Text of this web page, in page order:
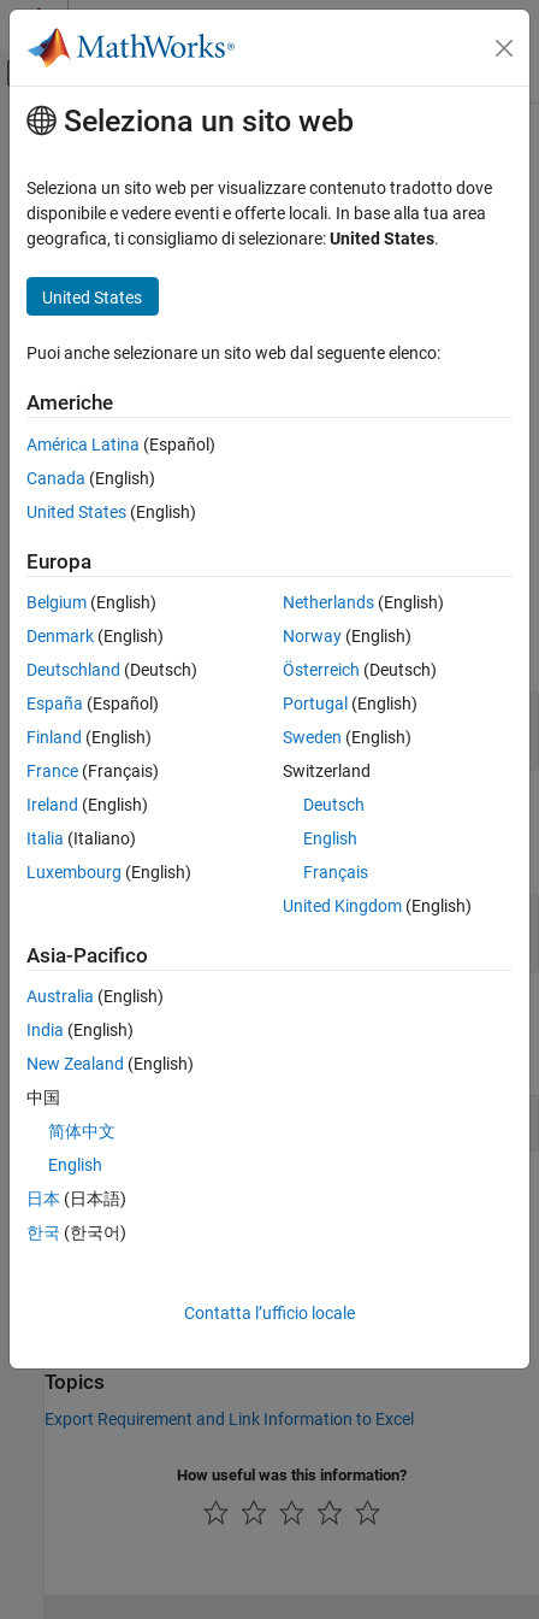
Vai al contenuto
Attiva/disattiva menu di navigazione
Pagina iniziale della documentazione
Requirements Toolbox
Link Requirements
Create Requirement Links
getDestinationLabel
ON THIS PAGE
Syntax
Description
Input Arguments
Output Arguments
Version History
See Also
Contenuto principale
getDestinationLabel
Class:slreq.Link
Namespace:slreq
Get label that identifies link destination
Since R2023a
Syntax
label = getDestinationLabel(myLink)
Description
label = getDestinationLabel(
identifies the destination of the link,
example
Input Arguments
myLink—
slreq.Link
Output Arguments
expand all
— Label that identifies destination of link
Examples
expand all
Version History
Introduced in R2023a
Topics
Export Requirement and Link Information to Excel
How useful was this information?
Seleziona un sito web
Seleziona un sito web per visualizzare contenuto tradotto dove
disponibile e vedere eventi e offerte locali. In base alla tua area
geografica, ti consigliamo di selezionare:United States.
United States
Puoi anche selezionare un sito web dal seguente elenco:
Americhe
América Latina (Español)
Canada (English)
United States (English)
Europa
Belgium (English)
Denmark (English)
Deutschland (Deutsch)
España (Español)
Finland (English)
France (Français)
Ireland (English)
Italia (Italiano)
Luxembourg (English)
Netherlands(English)
Norway(English)
Österreich (Deutsch)
Portugal (English)
Sweden (English)
Switzerland
Deutsch
English
Français
United Kingdom(English)
Asia-Pacifico
Australia (English)
India (English)
New Zealand (English)
中国
简体中文
English
日本 (日本語)
한국 (한국어)
Contatta l’ufficio locale